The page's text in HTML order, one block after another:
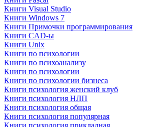
Книги Visual Studio
Книги Windows 7
Книги Примочки программирования
Книги CAD-ы
Книги Unix
Книги по психологии
Книги по психоанализу
Книги по психологии
Книги по психологии бизнеса
Книги психология женский клуб
Книги психология НЛП
Книги психология общая
Книги психология популярная
Книги психология прикладная